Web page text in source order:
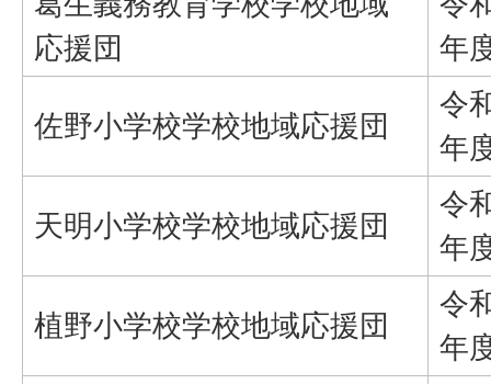
応援団
年
佐野小学校学校地域応援団
令
年
天明小学校学校地域応援団
令
年
植野小学校学校地域応援団
令
年